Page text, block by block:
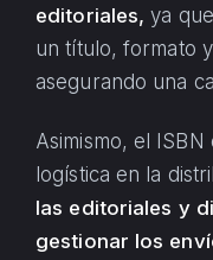
editoriales,ya
un título, formato
asegurando una
Asimismo, el
logística en la
las editoriales y
gestionar los